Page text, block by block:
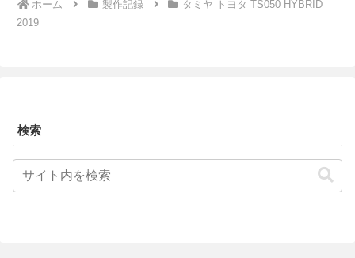
ホーム 製作記録
タミヤ トヨタ TS050 HYBRID
2019
検索